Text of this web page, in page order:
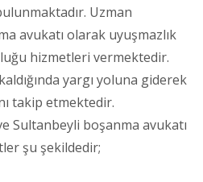
Uzman
avukatı olarak uyuşmazlık
hizmetleri vermektedir.
yargı yoluna giderek
takip etmektedir.
Sultanbeyli boşanma avukatı
şu şekildedir;